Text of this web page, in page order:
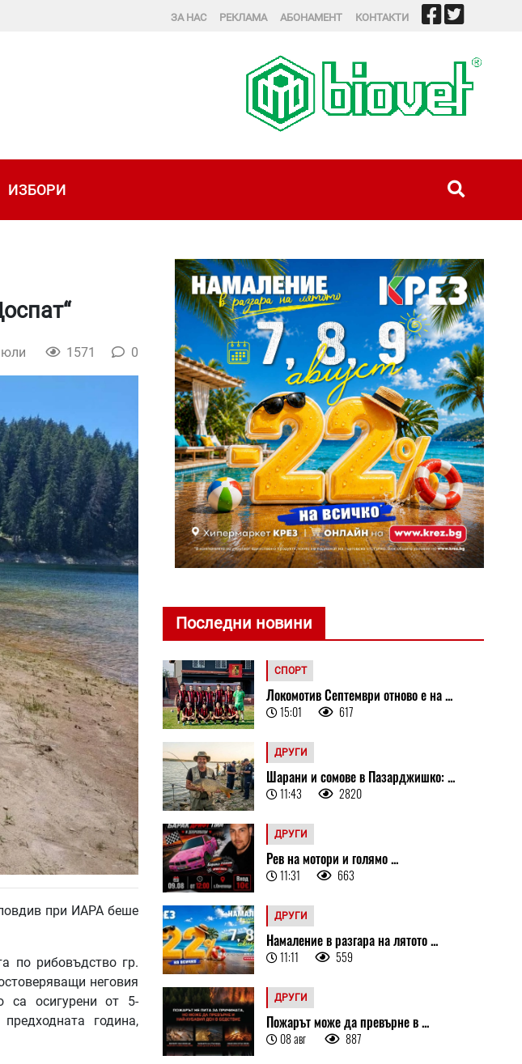
ЗА НАС РЕКЛАМА АБОНАМЕНТ КОНТАКТИ
ИЗБОРИ
1571 0
при ИАРА беше
по рибовъдство гр.
неговия
са осигурени от 5-
година,
Последни новини
СПОРТ
Локомотив Септември отново е на ...
15:01 617
ДРУГИ
Шарани и сомове в Пазарджишко: ...
11:43 2820
ДРУГИ
Рев на мотори и голямо ...
11:31 663
ДРУГИ
Намаление в разгара на лятото ...
11:11 559
ДРУГИ
Пожарът може да превърне в ...
08 авг 887